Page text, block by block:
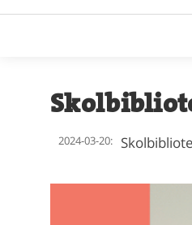
2024-03-20: